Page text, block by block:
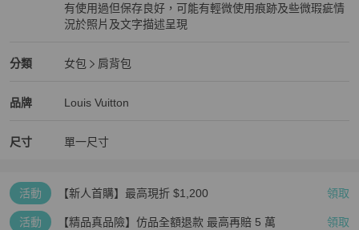
又可煥然一新再使用數年。
▪︎裡層仍是原廠原皮，很輕微的小污漬，不影響美觀。
磨損，無裂縫。
▪︎兩條手柄的淡黃色牛皮，有使用痕跡和污漬。可在手柄綁上絲巾以
●贈送1條長背帶，皮革是跟LV相同等級的義大利植鞣牛皮，請看照片
2。
有使用過但保存良好，可能有輕微使用痕跡及些微瑕疵情
況於照片及文字描述呈現
分類
Louis Vuitton女包 分類資訊
女包
肩背包
品牌
Louis Vuitton精品女包品牌介紹
Louis Vuitton
Louis Vuitton推薦清單
尺寸 單一尺寸
活動 【新人首購】最高現折 $1,200 領取
活動 【精品真品險】仿品全額退款 最高再賠 5 萬 領取